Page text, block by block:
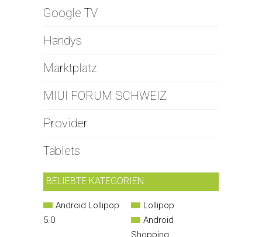
Google TV
Handys
Marktplatz
MIUI FORUM SCHWEIZ
Provider
Tablets
BELIEBTE KATEGORIEN
Android Lollipop
5.0
Lollipop
Android
Shopping